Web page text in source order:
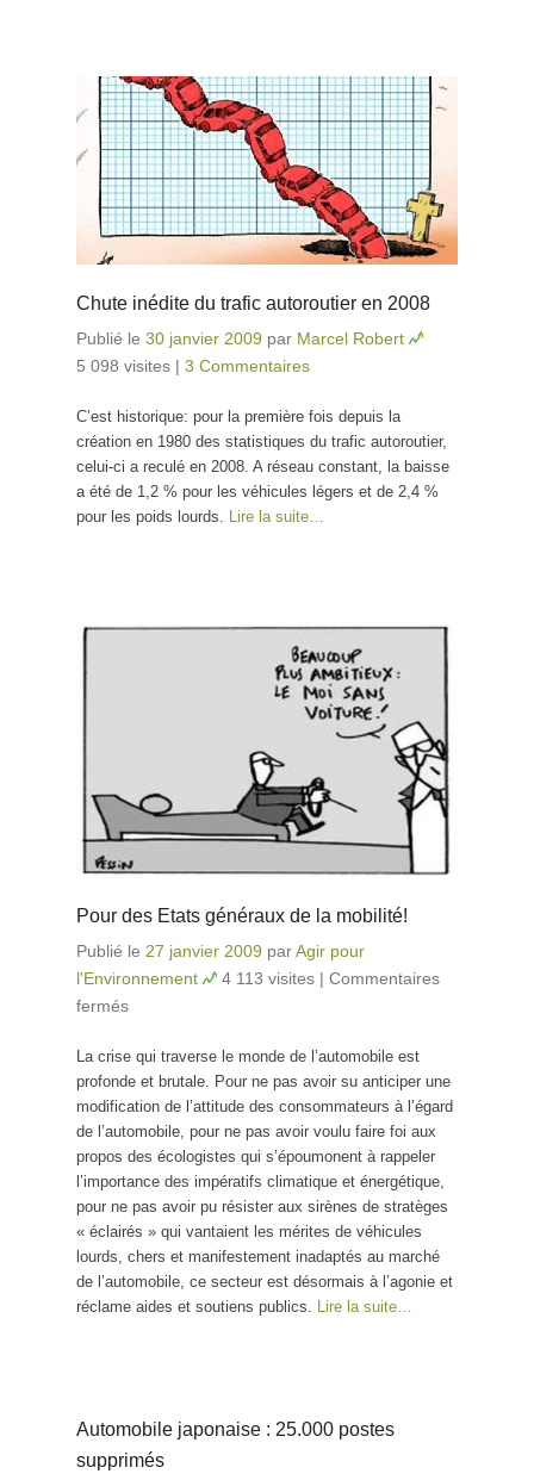
Chute inédite du trafic autoroutier en 2008
Publié le 30 janvier 2009 par Marcel Robert
5 098 visites | 3 Commentaires
C’est historique: pour la première fois depuis la
création en 1980 des statistiques du trafic autoroutier,
celui-ci a reculé en 2008. A réseau constant, la baisse
a été de 1,2 % pour les véhicules légers et de 2,4 %
pour les poids lourds.
Lire la suite…
Pour des Etats généraux de la mobilité!
Publié le 27 janvier 2009 parAgir pour
l'Environnement
4 113 visites | Commentaires
fermés
La crise qui traverse le monde de l’automobile est
profonde et brutale. Pour ne pas avoir su anticiper une
modification de l’attitude des consommateurs à l’égard
de l’automobile, pour ne pas avoir voulu faire foi aux
propos des écologistes qui s’époumonent à rappeler
l’importance des impératifs climatique et énergétique,
pour ne pas avoir pu résister aux sirènes de stratèges
« éclairés » qui vantaient les mérites de véhicules
lourds, chers et manifestement inadaptés au marché
de l’automobile, ce secteur est désormais à l’agonie et
réclame aides et soutiens publics.
Lire la suite…
Automobile japonaise : 25.000 postes
supprimés